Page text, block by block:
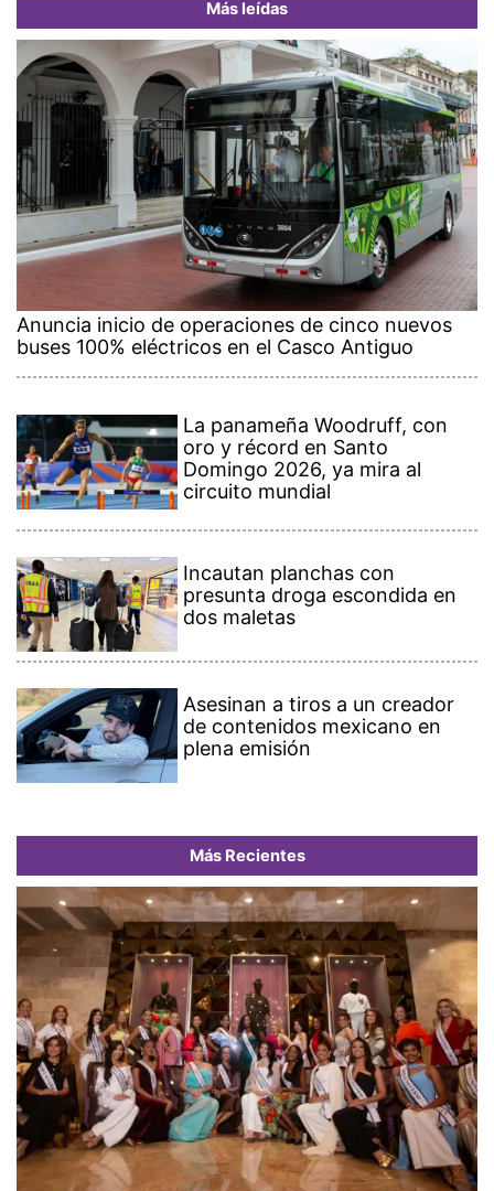
Más leídas
Anuncia inicio de operaciones de cinco nuevos
buses 100% eléctricos en el Casco Antiguo
La panameña Woodruff, con
oro y récord en Santo
Domingo 2026, ya mira al
circuito mundial
Incautan planchas con
presunta droga escondida en
dos maletas
Asesinan a tiros a un creador
de contenidos mexicano en
plena emisión
Más Recientes